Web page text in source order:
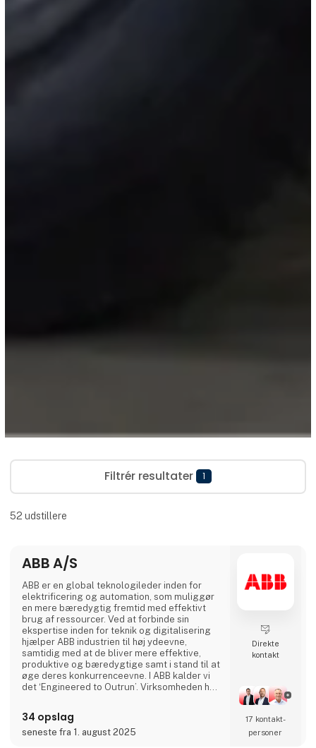
Filtrér resultater 1
52 udstillere
ABB A/S
ABB er en global teknologileder inden for
elektrificering og automation, som muliggør
en mere bæredygtig fremtid med effektivt
brug af ressourcer. Ved at forbinde sin
ekspertise inden for teknik og digitalisering
hjælper ABB industrien til høj ydeevne,
samtidig med at de bliver mere effektive,
produktive og bæredygtige samt i stand til at
øge deres konkurrenceevne. I ABB kalder vi
det ‘Engineered to Outrun’. Virksomheden har
noteret på SIX Swiss Exchange (ABBN) og
Nasdaq Stockholm (ABB). www.abb.com
34 opslag
seneste fra 1. august 2025
Direkte
kontakt
17 kontakt­
personer